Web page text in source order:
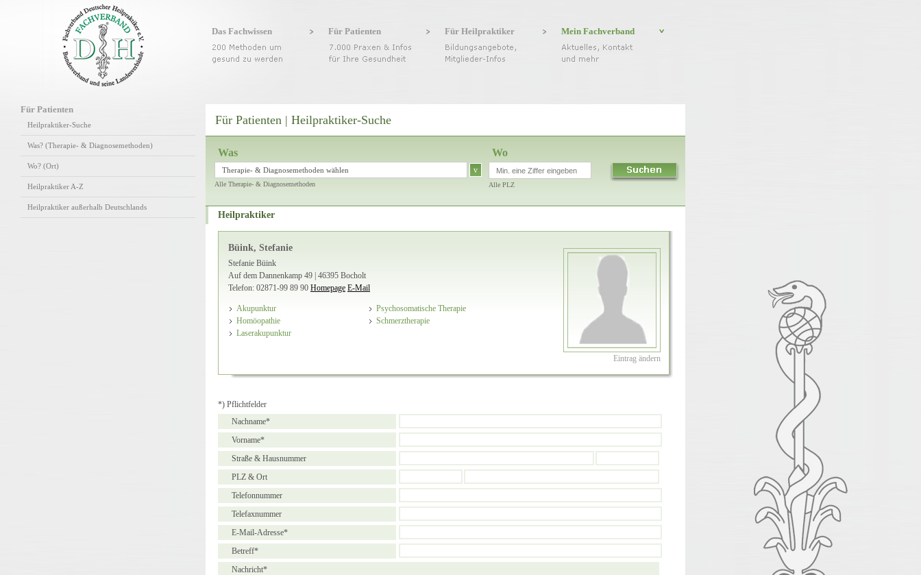
Das Fachwissen Für Patienten Für Heilpraktiker Mein Fachverband
Für Patienten
Heilpraktiker-Suche
Was? (Therapie- & Diagnosemethoden)
Wo? (Ort)
Heilpraktiker A-Z
Heilpraktiker außerhalb Deutschlands
Für Patienten | Heilpraktiker-Suche
Was
Therapie- & Diagnosemethoden wählen v
Alle Therapie- & Diagnosemethoden
Wo
Alle PLZ
Heilpraktiker
Eintrag ändern
Büink, Stefanie
Stefanie Büink
Auf dem Dannenkamp 49 | 46395 Bocholt
Telefon: 02871-99 89 90 Homepage E-Mail
Akupunktur
Homöopathie
Laserakupunktur
Psychosomatische Therapie
Schmerztherapie
*) Pflichtfelder
Nachname*
Vorname*
Straße & Hausnummer
PLZ & Ort
Telefonnummer
Telefaxnummer
E-Mail-Adresse*
Betreff*
Nachricht*